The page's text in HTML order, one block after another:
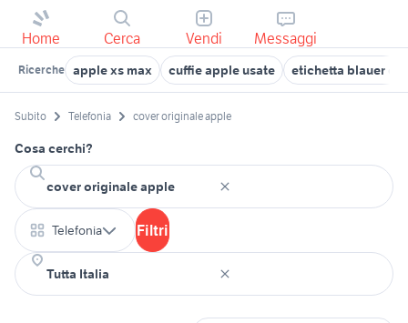
Home Cerca Vendi Messaggi
Ricerche apple xs max cuffie apple usate etichetta blauer
Subito Telefonia cover originale apple
Cosa cerchi?
Telefonia Filtri